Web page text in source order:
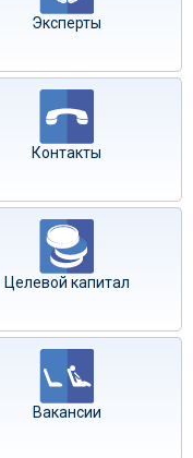
Эксперты
Контакты
Целевой капитал
Вакансии